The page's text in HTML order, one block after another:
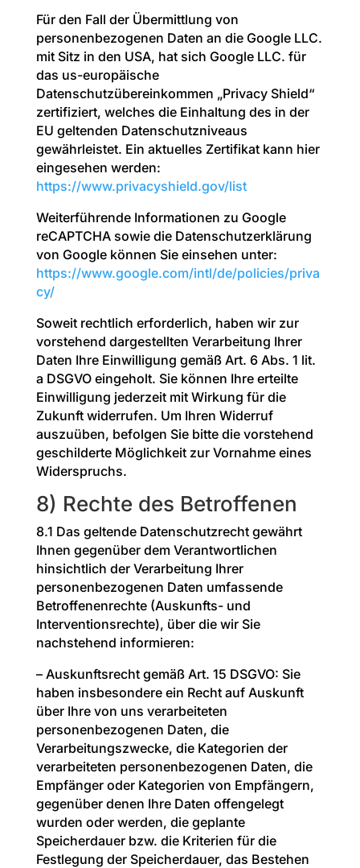
Für den Fall der Übermittlung von
personenbezogenen Daten an die Google LLC.
mit Sitz in den USA, hat sich Google LLC. für
das us-europäische
Datenschutzübereinkommen „Privacy Shield“
zertifiziert, welches die Einhaltung des in der
EU geltenden Datenschutzniveaus
gewährleistet. Ein aktuelles Zertifikat kann hier
eingesehen werden:
https://www.privacyshield.gov/list
Weiterführende Informationen zu Google
reCAPTCHA sowie die Datenschutzerklärung
von Google können Sie einsehen unter:
https://www.google.com/intl/de/policies/priva
cy/
Soweit rechtlich erforderlich, haben wir zur
vorstehend dargestellten Verarbeitung Ihrer
Daten Ihre Einwilligung gemäß Art. 6 Abs. 1 lit.
a DSGVO eingeholt. Sie können Ihre erteilte
Einwilligung jederzeit mit Wirkung für die
Zukunft widerrufen. Um Ihren Widerruf
auszuüben, befolgen Sie bitte die vorstehend
geschilderte Möglichkeit zur Vornahme eines
Widerspruchs.
8) Rechte des Betroffenen
8.1 Das geltende Datenschutzrecht gewährt
Ihnen gegenüber dem Verantwortlichen
hinsichtlich der Verarbeitung Ihrer
personenbezogenen Daten umfassende
Betroffenenrechte (Auskunfts- und
Interventionsrechte), über die wir Sie
nachstehend informieren:
– Auskunftsrecht gemäß Art. 15 DSGVO: Sie
haben insbesondere ein Recht auf Auskunft
über Ihre von uns verarbeiteten
personenbezogenen Daten, die
Verarbeitungszwecke, die Kategorien der
verarbeiteten personenbezogenen Daten, die
Empfänger oder Kategorien von Empfängern,
gegenüber denen Ihre Daten offengelegt
wurden oder werden, die geplante
Speicherdauer bzw. die Kriterien für die
Festlegung der Speicherdauer, das Bestehen